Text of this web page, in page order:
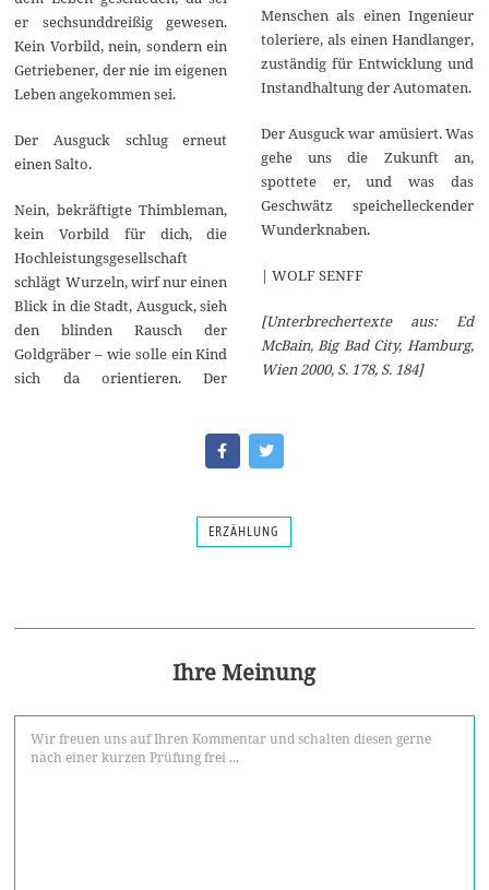
er sechsunddreißig gewesen.
Kein Vorbild, nein, sondern ein
Getriebener, der nie im eigenen
Leben angekommen sei.
Der Ausguck schlug erneut
einen Salto.
Nein, bekräftigte Thimbleman,
kein Vorbild für dich, die
Hochleistungsgesellschaft
schlägt Wurzeln, wirf nur einen
Blick in die Stadt, Ausguck, sieh
den blinden Rausch der
Goldgräber – wie solle ein Kind
sich da orientieren. Der
Menschen als einen Ingenieur
toleriere, als einen Handlanger,
zuständig für Entwicklung und
Instandhaltung der Automaten.
Der Ausguck war amüsiert. Was
gehe uns die Zukunft an,
spottete er, und was das
Geschwätz speichelleckender
Wunderknaben.
| WOLF SENFF
[Unterbrechertexte aus: Ed
McBain, Big Bad City, Hamburg,
Wien 2000, S. 178, S. 184]
ERZÄHLUNG
Ihre Meinung